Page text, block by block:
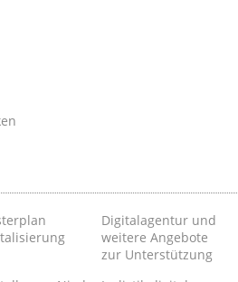
Digitalagentur und
weitere Angebote
zur Unterstützung